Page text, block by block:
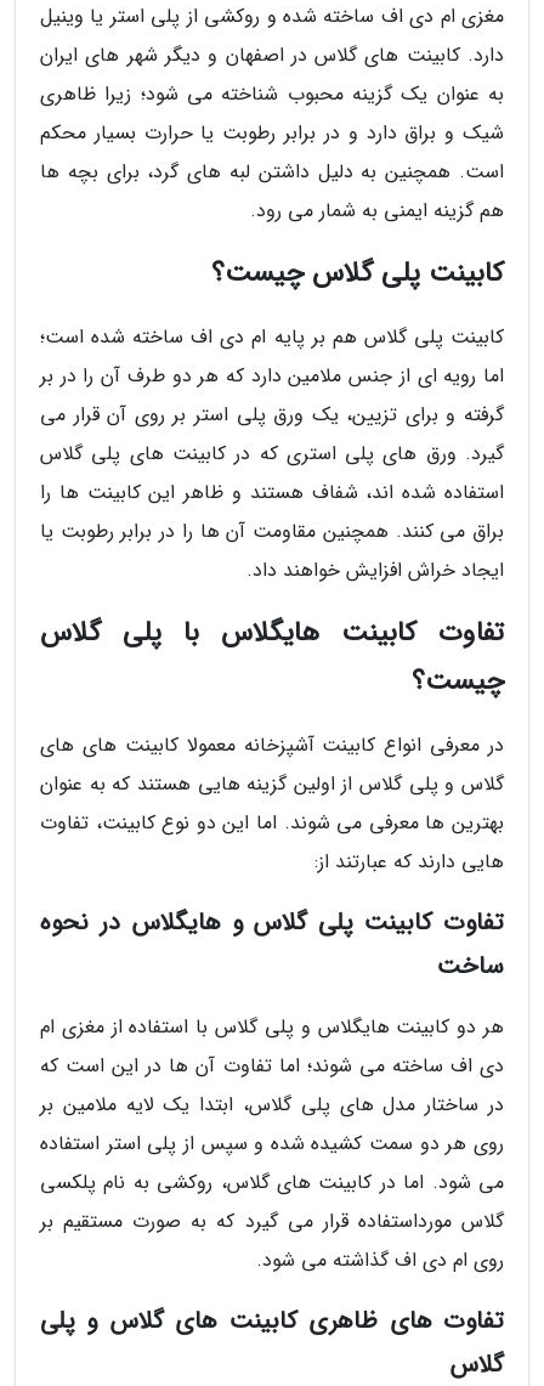
مغزی ام دی اف ساخته شده و روکشی از پلی استر یا وینیل
دارد. کابینت های گلاس در اصفهان و دیگر شهر های ایران
به عنوان یک گزینه محبوب شناخته می شود؛ زیرا ظاهری
شیک و براق دارد و در برابر رطوبت یا حرارت بسیار محکم
است. همچنین به دلیل داشتن لبه های گرد، برای بچه ها
هم گزینه ایمنی به شمار می رود.
کابینت پلی گلاس چیست؟
کابینت پلی گلاس هم بر پایه ام دی اف ساخته شده است؛
اما رویه ای از جنس ملامین دارد که هر دو طرف آن را در بر
گرفته و برای تزیین، یک ورق پلی استر بر روی آن قرار می
گیرد. ورق های پلی استری که در کابینت های پلی گلاس
استفاده شده اند، شفاف هستند و ظاهر این کابینت ها را
براق می کنند. همچنین مقاومت آن ها را در برابر رطوبت یا
ایجاد خراش افزایش خواهند داد.
تفاوت کابینت هایگلاس با پلی گلاس
چیست؟
در معرفی انواع کابینت آشپزخانه معمولا کابینت های های
گلاس و پلی گلاس از اولین گزینه هایی هستند که به عنوان
بهترین ها معرفی می شوند. اما این دو نوع کابینت، تفاوت
هایی دارند که عبارتند از:
تفاوت کابینت پلی گلاس و هایگلاس در نحوه
ساخت
هر دو کابینت هایگلاس و پلی گلاس با استفاده از مغزی ام
دی اف ساخته می شوند؛ اما تفاوت آن ها در این است که
در ساختار مدل های پلی گلاس، ابتدا یک لایه ملامین بر
روی هر دو سمت کشیده شده و سپس از پلی استر استفاده
می شود. اما در کابینت های گلاس، روکشی به نام پلکسی
گلاس مورداستفاده قرار می گیرد که به صورت مستقیم بر
روی ام دی اف گذاشته می شود.
تفاوت های ظاهری کابینت های گلاس و پلی
گلاس